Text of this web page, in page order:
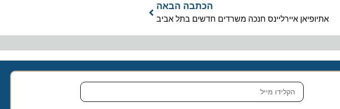
הכתבה הבאה
אתיופיאן איירליינס חנכה משרדים חדשים בתל אביב